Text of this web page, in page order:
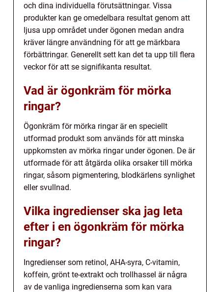
och dina individuella förutsättningar. Vissa
produkter kan ge omedelbara resultat genom att
ljusa upp området under ögonen medan andra
kräver längre användning för att ge märkbara
förbättringar. Generellt sett kan det ta upp till flera
veckor för att se signifikanta resultat.
Vad är ögonkräm för mörka
ringar?
Ögonkräm för mörka ringar är en speciellt
utformad produkt som används för att minska
uppkomsten av mörka ringar under ögonen. De är
utformade för att åtgärda olika orsaker till mörka
ringar, såsom pigmentering, blodkärlens synlighet
eller svullnad.
Vilka ingredienser ska jag leta
efter i en ögonkräm för mörka
ringar?
Ingredienser som retinol, AHA-syra, C-vitamin,
koffein, grönt te-extrakt och trollhassel är några
av de vanliga ingredienserna som kan vara